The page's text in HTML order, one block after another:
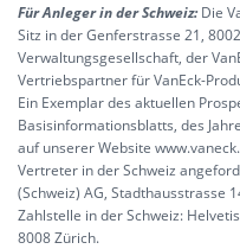
Für Anleger in der Schweiz:Die
Sitz in der Genferstrasse 21,
Verwaltungsgesellschaft, der
Vertriebspartner für VanEck-
Ein Exemplar des aktuellen
Basisinformationsblatts, des
auf unserer Website
Vertreter in der Schweiz
(Schweiz) AG, Stadthausstrasse
Zahlstelle in der Schweiz:
8008 Zürich.